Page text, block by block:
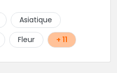
le tatouage traditionnel,
à l'aise dans la
différents : Dotwork,
.. N'hésitez pas à le
Asiatique
Fleur + 11